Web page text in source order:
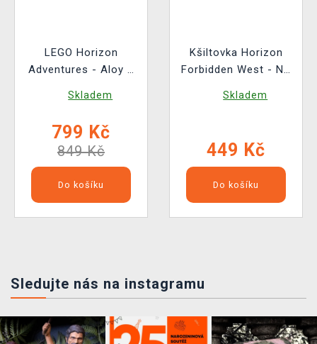
LEGO Horizon
Adventures - Aloy a
a Sawtooth
Skladem
799 Kč
849 Kč
Do košíku
Kšiltovka Horizon
Forbidden West - No
Skladem
449 Kč
Do košíku
Sledujte nás na instagramu